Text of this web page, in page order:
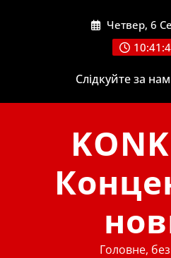
Четвер, 6
Слідкуйте за
Головне,